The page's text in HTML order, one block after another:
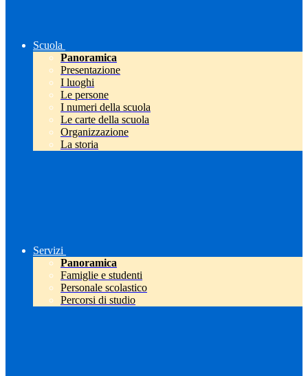
Scuola
Panoramica
Presentazione
I luoghi
Le persone
I numeri della scuola
Le carte della scuola
Organizzazione
La storia
Servizi
Panoramica
Famiglie e studenti
Personale scolastico
Percorsi di studio